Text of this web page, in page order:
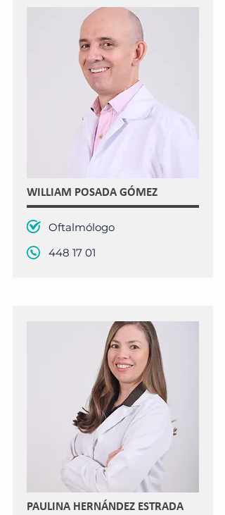
WILLIAM POSADA GÓMEZ
Oftalmólogo
448 17 01
PAULINA HERNÁNDEZ ESTRADA